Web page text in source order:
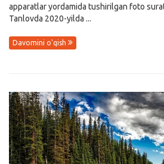
apparatlar yordamida tushirilgan foto
Tanlovda 2020-yilda ...
Davomini o'qish